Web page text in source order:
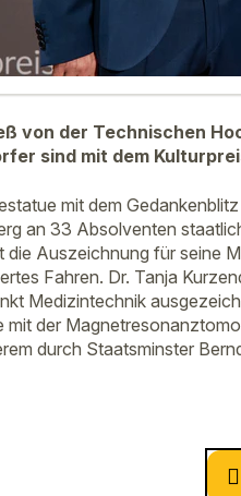
von der Technischen
sind mit dem
mit dem
an 33 Absolventen
die Auszeichnung für seine
Fahren. Dr. Tanja
Medizintechnik
mit der
durch Staatsminster